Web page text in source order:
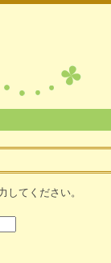
してください。